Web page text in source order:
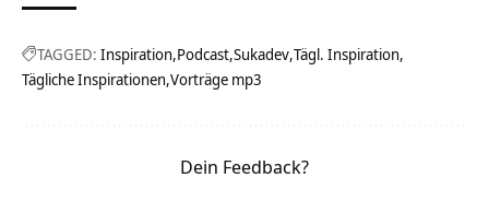
TAGGED: Inspiration Podcast Sukadev Tägl. Inspiration
Tägliche Inspirationen Vorträge mp3
Dein Feedback?